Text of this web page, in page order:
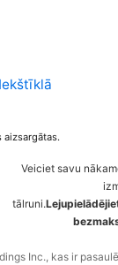
Veiciet savu
tālruni.
Inc., kas ir